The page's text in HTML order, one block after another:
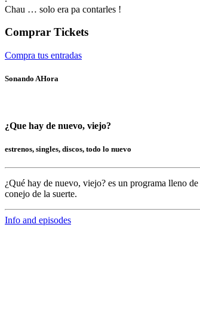
Chau … solo era pa contarles !
Comprar Tickets
Compra tus entradas
Sonando AHora
¿Que hay de nuevo, viejo?
estrenos, singles, discos, todo lo nuevo
¿Qué hay de nuevo, viejo? es un programa lleno de
conejo de la suerte.
Info and episodes